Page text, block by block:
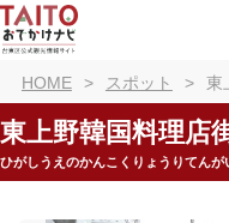
HOME スポット 東
東上野韓国料理店
ひがしうえのかんこくりょうりてんが